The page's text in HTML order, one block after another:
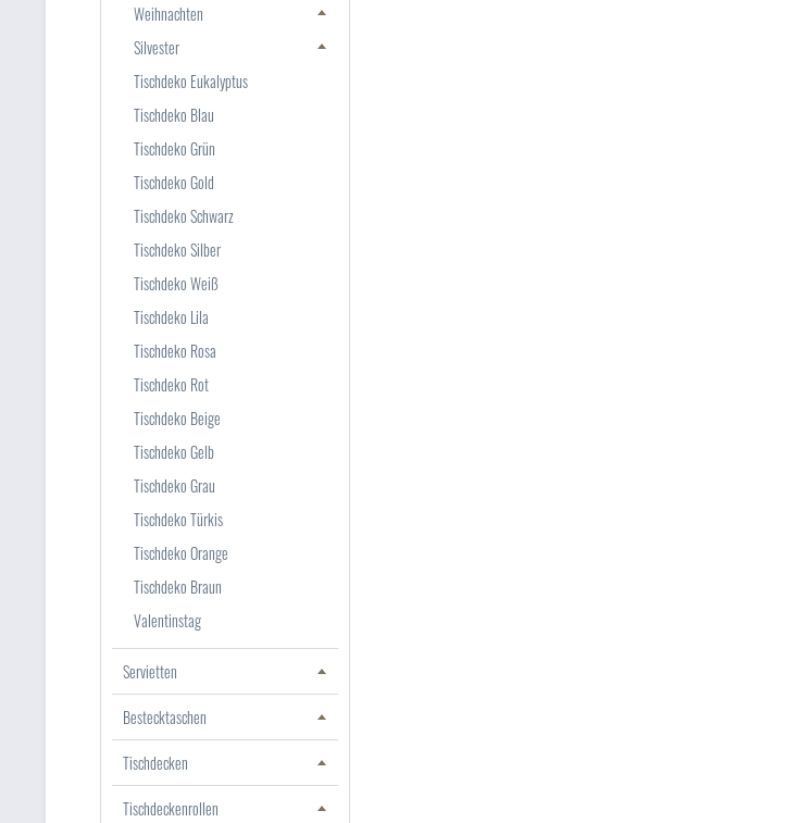
Weihnachten
Silvester
Tischdeko Eukalyptus
Tischdeko Blau
Tischdeko Grün
Tischdeko Gold
Tischdeko Schwarz
Tischdeko Silber
Tischdeko Weiß
Tischdeko Lila
Tischdeko Rosa
Tischdeko Rot
Tischdeko Beige
Tischdeko Gelb
Tischdeko Grau
Tischdeko Türkis
Tischdeko Orange
Tischdeko Braun
Valentinstag
Servietten
Bestecktaschen
Tischdecken
Tischdeckenrollen